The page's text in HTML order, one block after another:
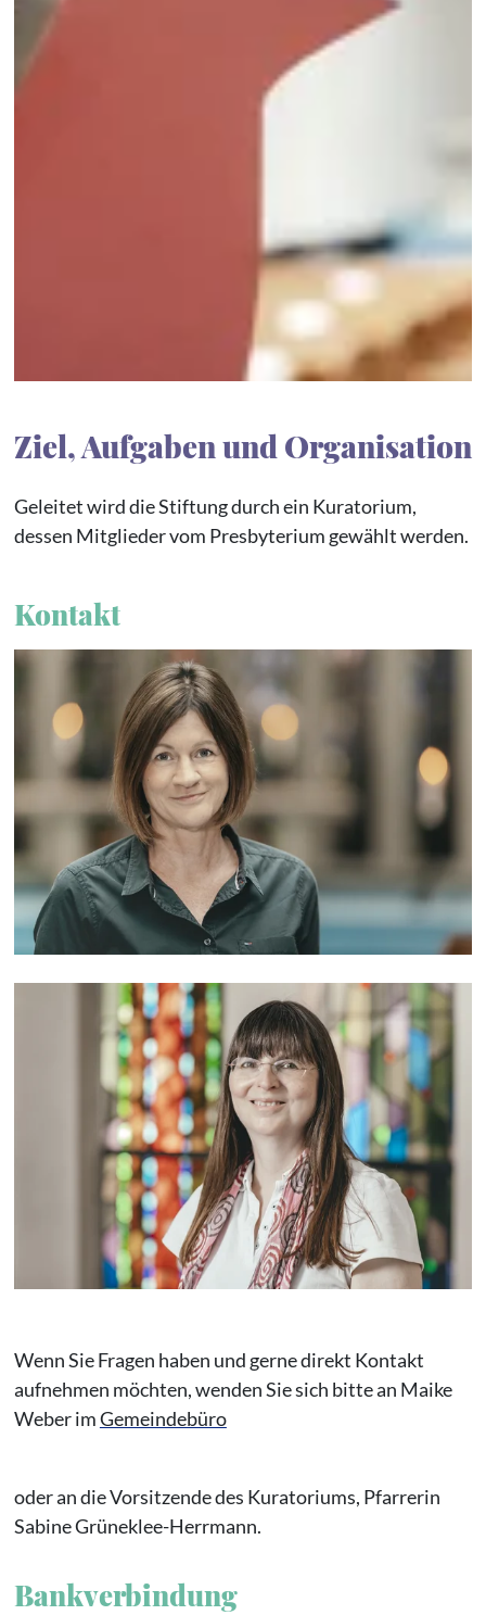
Ziel, Aufgaben und Organisation
Geleitet wird die Stiftung durch ein Kuratorium,
dessen Mitglieder vom Presbyterium gewählt werden.
Kontakt
Wenn Sie Fragen haben und gerne direkt Kontakt
aufnehmen möchten, wenden Sie sich bitte an Maike
Weber imGemeindebüro
oder an die Vorsitzende des Kuratoriums, Pfarrerin
Sabine Grüneklee-Herrmann.
Bankverbindung